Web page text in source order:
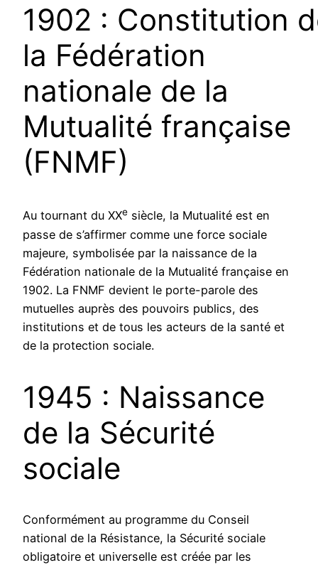
1902 : Constitution
la Fédération
nationale de la
Mutualité française
(FNMF)
Au tournant du XXe siècle, la Mutualité est en
passe de s’affirmer comme une force sociale
majeure, symbolisée par la naissance de la
Fédération nationale de la Mutualité française en
1902. La FNMF devient le porte-parole des
mutuelles auprès des pouvoirs publics, des
institutions et de tous les acteurs de la santé et
de la protection sociale.
1945 : Naissance
de la Sécurité
sociale
Conformément au programme du Conseil
national de la Résistance, la Sécurité sociale
obligatoire et universelle est créée par les